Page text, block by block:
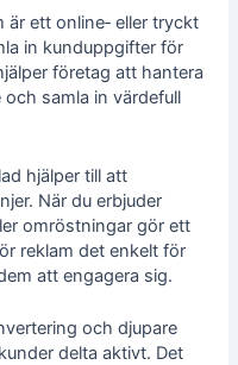
ett online‑ eller tryckt
in kunduppgifter för
företag att hantera
samla in värdefull
hjälper till att
När du erbjuder
omröstningar gör ett
reklam det enkelt för
att engagera sig.
och djupare
delta aktivt. Det